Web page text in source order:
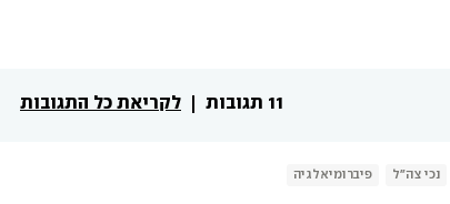
לקריאת כל התגובות 11 תגובות
נכי צה"ל פיברומיאלגיה